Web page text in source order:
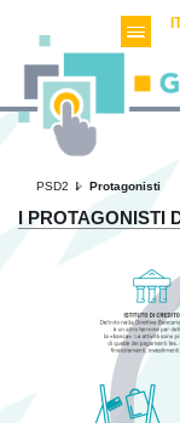
PSD2 Protagonisti
I PROTAGONISTI